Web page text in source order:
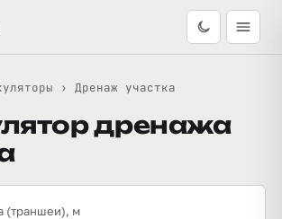
› Дренаж участка
дренажа
(траншеи), м